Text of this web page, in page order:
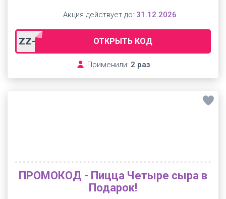
ZZ-27757 ОТКРЫТЬ КОД
Применили: 2 раз
Акция действует до: 31.12.2026
ПРОМОКОД - Пицца Четыре сыра в
Подарок!